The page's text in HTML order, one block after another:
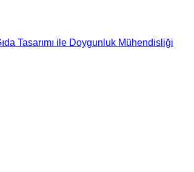
Tasarımı ile Doygunluk Mühendisliği